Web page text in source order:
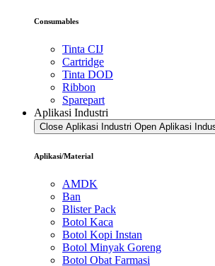
Consumables
Tinta CIJ
Cartridge
Tinta DOD
Ribbon
Sparepart
Aplikasi Industri
Close Aplikasi Industri Open Aplikasi
Aplikasi/Material
AMDK
Ban
Blister Pack
Botol Kaca
Botol Kopi Instan
Botol Minyak Goreng
Botol Obat Farmasi